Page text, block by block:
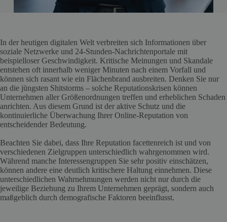
In der heutigen digitalen Welt verbreiten sich Informationen über
soziale Netzwerke und 24-Stunden-Nachrichtenportale mit
beispielloser Geschwindigkeit. Kritische Meinungen und Skandale
entstehen oft innerhalb weniger Minuten nach einem Vorfall und
können sich rasant wie ein Flächenbrand ausbreiten. Denken Sie nur
an die jüngsten Shitstorms – solche Reputationskrisen können
Unternehmen aller Größenordnungen treffen und erheblichen Schaden
anrichten. Aus diesem Grund ist der aktive Schutz und die
kontinuierliche Überwachung Ihrer Online-Reputation von
entscheidender Bedeutung.
Beachten Sie dabei, dass Ihre Reputation facettenreich ist und von
verschiedenen Zielgruppen unterschiedlich wahrgenommen wird.
Während manche Interessengruppen Sie sehr positiv einschätzen,
können andere eine deutlich kritischere Haltung einnehmen. Diese
unterschiedlichen Wahrnehmungen werden nicht nur durch die
jeweilige Beziehung zu Ihrem Unternehmen geprägt, sondern auch
maßgeblich durch demografische Faktoren beeinflusst.